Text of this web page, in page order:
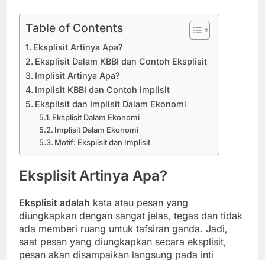
Table of Contents
Eksplisit Artinya Apa?
Eksplisit Dalam KBBI dan Contoh Eksplisit
Implisit Artinya Apa?
Implisit KBBI dan Contoh Implisit
Eksplisit dan Implisit Dalam Ekonomi
Eksplisit Dalam Ekonomi
Implisit Dalam Ekonomi
Motif: Eksplisit dan Implisit
Eksplisit Artinya Apa?
Eksplisit adalah kata atau pesan yang
diungkapkan dengan sangat jelas, tegas dan tidak
ada memberi ruang untuk tafsiran ganda. Jadi,
saat pesan yang diungkapkan secara eksplisit,
pesan akan disampaikan langsung pada inti